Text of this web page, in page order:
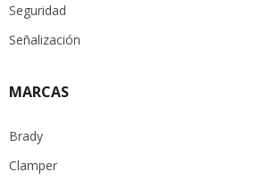
Seguridad
Señalización
MARCAS
Brady
Clamper